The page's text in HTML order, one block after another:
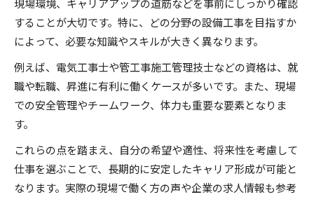
することが大切です。特に、どの分野の設備工事を目指すか
によって、必要な知識やスキルが大きく異なります。
例えば、電気工事士や管工事施工管理技士などの資格は、就
職や転職、昇進に有利に働くケースが多いです。また、現場
での安全管理やチームワーク、体力も重要な要素となりま
す。
これらの点を踏まえ、自分の希望や適性、将来性を考慮して
仕事を選ぶことで、長期的に安定したキャリア形成が可能と
なります。実際の現場で働く方の声や企業の求人情報も参考